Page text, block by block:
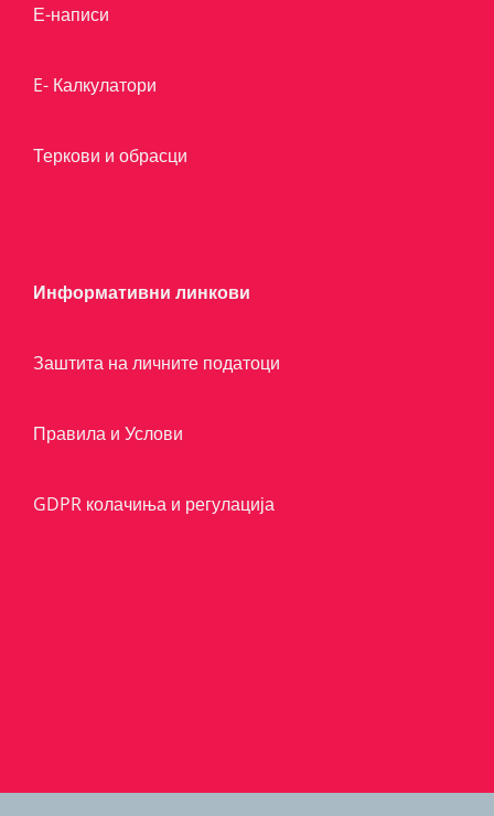
Е-написи
E- Калкулатори
Теркови и обрасци
Информативни линкови
Заштита на личните податоци
Правила и Услови
GDPR колачиња и регулација